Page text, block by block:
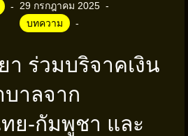
29 กรกฎาคม 2025
บทความ
ร่วมบริจาคเงิน
บาลจาก
ย-กัมพูชา และ